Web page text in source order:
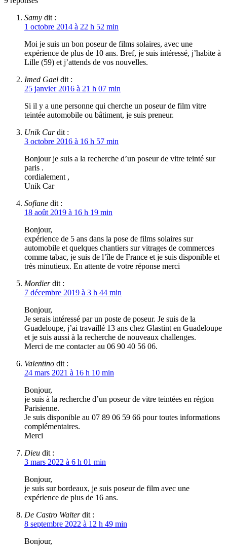
Samy dit :
1 octobre 2014 à 22 h 52 min
Moi je suis un bon poseur de films solaires, avec une
expérience de plus de 10 ans. Bref, je suis intéressé, j’habite à
Lille (59) et j’attends de vos nouvelles.
Imed Gael dit :
25 janvier 2016 à 21 h 07 min
Si il y a une personne qui cherche un poseur de film vitre
teintée automobile ou bâtiment, je suis preneur.
Unik Car dit :
3 octobre 2016 à 16 h 57 min
Bonjour je suis a la recherche d’un poseur de vitre teinté sur
paris .
cordialement ,
Unik Car
Sofiane dit :
18 août 2019 à 16 h 19 min
Bonjour,
expérience de 5 ans dans la pose de films solaires sur
automobile et quelques chantiers sur vitrages de commerces
comme tabac, je suis de l’île de France et je suis disponible et
très minutieux. En attente de votre réponse merci
Mordier dit :
7 décembre 2019 à 3 h 44 min
Bonjour,
Je serais intéressé par un poste de poseur. Je suis de la
Guadeloupe, j’ai travaillé 13 ans chez Glastint en Guadeloupe
et je suis aussi à la recherche de nouveaux challenges.
Merci de me contacter au 06 90 40 56 06.
Valentino dit :
24 mars 2021 à 16 h 10 min
Bonjour,
je suis à la recherche d’un poseur de vitre teintées en région
Parisienne.
Je suis disponible au 07 89 06 59 66 pour toutes informations
complémentaires.
Merci
Dieu dit :
3 mars 2022 à 6 h 01 min
Bonjour,
je suis sur bordeaux, je suis poseur de film avec une
expérience de plus de 16 ans.
De Castro Walter dit :
8 septembre 2022 à 12 h 49 min
Bonjour,